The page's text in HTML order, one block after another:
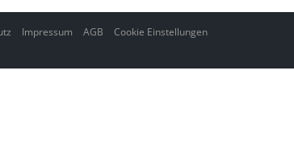
Impressum AGB Cookie Einstellungen